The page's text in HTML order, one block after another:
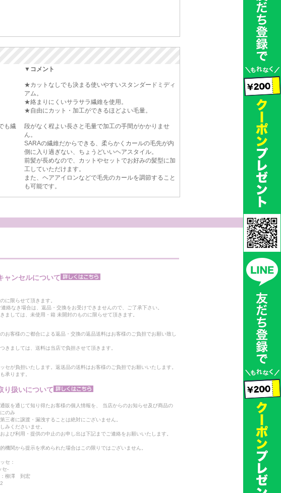
も繊
▼コメント
★カットなしでも決まる使いやすいスタンダードミディ
アム。
★絡まりにくいサラサラ繊維を使用。
★自由にカット・加工ができるほどよい毛量。
段がなく程よい長さと毛量で加工の手間がかかりませ
ん。
SARAの繊維だからできる、柔らかくカールの毛先が内
側に入り過ぎない、ちょうどいいヘアスタイル。
前髪が長めなので、カットやセットでお好みの髪型に加
工していただけます。
また、ヘアアイロンなどで毛先のカールを調節すること
も可能です。
ャンセルについて
に限らせて頂きます。
絡なき場合は、返品・交換をお受けできませんので、ご了承下さい。
ましては、未使用・箱 未開封のものに限らせて頂きます。
お客様のご都合による返品・交換の返品送料はお客様のご負担でお願い致し
きましては、送料は当店で負担させて頂きます。
セが負担いたします。返送品の送料はお客様のご負担でお願いいたします。
承ります。
り扱いについて
販を通じて知り得たお客様の個人情報を、 当店からのお知らせ及び商品の
のみ
三者に譲渡・漏洩することは絶対にございません。
みくださいませ。
よび利用・提供の中止のお申し出は下記までご連絡をお願いいたします。
機関から提示を求められた場合はこの限りではございません。
セ：
セ-
：柳澤 到宏